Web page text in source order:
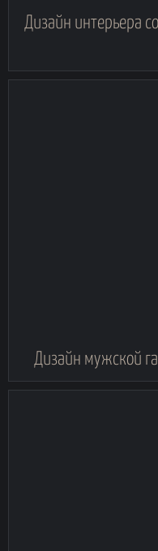
Дизайн интерьера
Дизайн мужской